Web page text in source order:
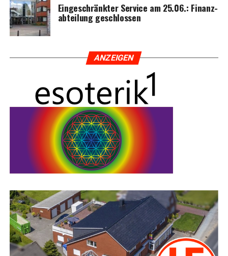
Ein­ge­schränk­ter Ser­vice am 25.06.: Finanz­
ab­tei­lung geschlossen
ANZEI­GEN